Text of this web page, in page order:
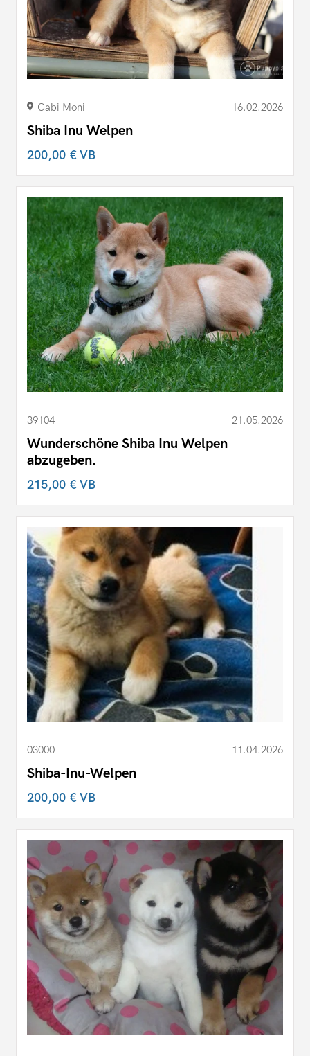
Gabi Moni 16.02.2026
Shiba Inu Welpen
200,00 €VB
39104 21.05.2026
Wunderschöne Shiba Inu Welpen
abzugeben.
215,00 €VB
03000 11.04.2026
Shiba-Inu-Welpen
200,00 €VB